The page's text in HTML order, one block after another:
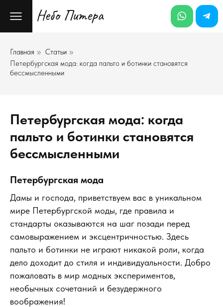
Главная » Статьи »
Петербургская мода: когда пальто и ботинки становятся
бессмысленными
Петербургская мода: когда
пальто и ботинки становятся
бессмысленными
Петербургская мода
Дамы и господа, приветствуем вас в уникальном
мире Петербургской моды, где правила и
стандарты оказываются на шаг позади перед
самовыражением и эксцентричностью. Здесь
пальто и ботинки не играют никакой роли, когда
дело доходит до стиля и индивидуальности. Добро
пожаловать в мир модных экспериментов,
необычных сочетаний и безудержного
воображения!